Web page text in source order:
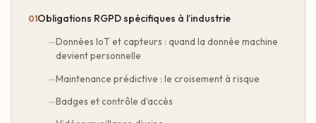
Obligations RGPD spécifiques à l’industrie
Données IoT et capteurs : quand la donnée machine
devient personnelle
Maintenance prédictive : le croisement à risque
Badges et contrôle d’accès